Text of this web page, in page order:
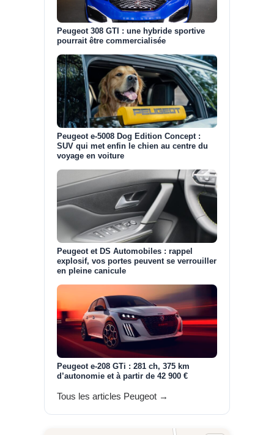
Peugeot 308 GTI : une hybride sportive
pourrait être commercialisée
Peugeot e-5008 Dog Edition Concept :
SUV qui met enfin le chien au centre du
voyage en voiture
Peugeot et DS Automobiles : rappel
explosif, vos portes peuvent se verrouiller
en pleine canicule
Peugeot e-208 GTi : 281 ch, 375 km
d’autonomie et à partir de 42 900 €
Tous les articles Peugeot →